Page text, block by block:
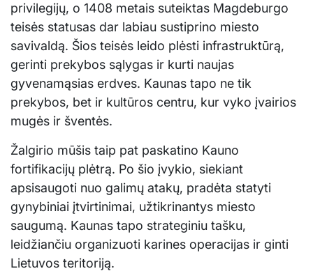
privilegijų, o 1408 metais suteiktas Magdeburgo
teisės statusas dar labiau sustiprino miesto
savivaldą. Šios teisės leido plėsti infrastruktūrą,
gerinti prekybos sąlygas ir kurti naujas
gyvenamąsias erdves. Kaunas tapo ne tik
prekybos, bet ir kultūros centru, kur vyko įvairios
mugės ir šventės.
Žalgirio mūšis taip pat paskatino Kauno
fortifikacijų plėtrą. Po šio įvykio, siekiant
apsisaugoti nuo galimų atakų, pradėta statyti
gynybiniai įtvirtinimai, užtikrinantys miesto
saugumą. Kaunas tapo strateginiu tašku,
leidžiančiu organizuoti karines operacijas ir ginti
Lietuvos teritoriją.